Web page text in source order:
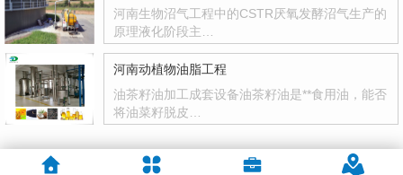
河南生物沼气工程中的CSTR厌氧发酵沼气生产的
原理液化阶段主…
河南动植物油脂工程
油茶籽油加工成套设备油茶籽油是**食用油，能否
将油菜籽脱皮…